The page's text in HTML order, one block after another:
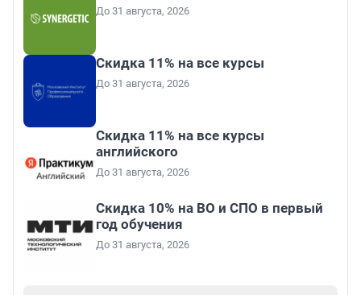
До 31 августа, 2026
Скидка 11% на все курсы
До 31 августа, 2026
Скидка 11% на все курсы
английского
До 31 августа, 2026
Скидка 10% на ВО и СПО в первый
год обучения
До 31 августа, 2026